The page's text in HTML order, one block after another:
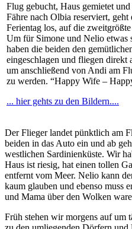
Flug gebucht, Haus gemietet
Fähre nach Olbia reserviert, geht
Ferientag los, auf die
Um für Simone und Nelio etwas
haben die beiden den
eingeschlagen und fliegen direkt
um anschließend von Andi am
zu werden. “Happy Wife –
... hier gehts zu den Bildern....
Der Flieger landet pünktlich am
beiden in das Auto ein und ab
westlichen Sardinienküste. Wir
Haus ist riesig, hat einen tollen
entfernt vom Meer. Nelio kann
kaum glauben und ebenso muss
und Mama über den Wolken
Früh stehen wir morgens auf um